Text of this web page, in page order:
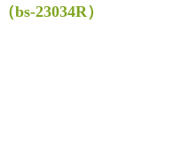
（bs-23034R）